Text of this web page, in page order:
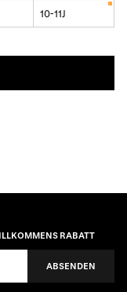
10-11J
RABATT
ABSENDEN